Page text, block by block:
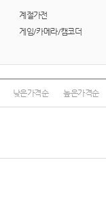
계절가전
게임/카메라/캠코더
낮은가격순 높은가격순